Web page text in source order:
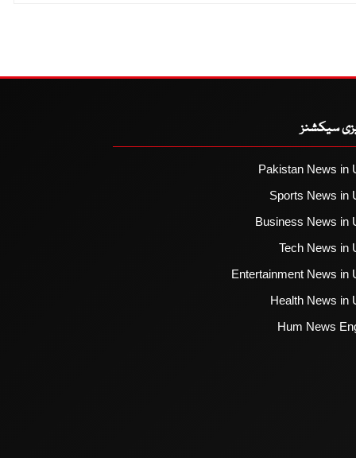
سیکشنز
Pakistan News in
Sports News in
Business News in
Tech News in
Entertainment News in
Health News in
Hum News